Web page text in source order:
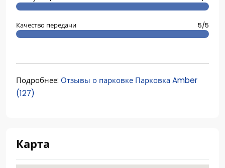
Качество передачи 5/5
Подробнее: Отзывы о парковке Парковка Amber
(127)
Карта